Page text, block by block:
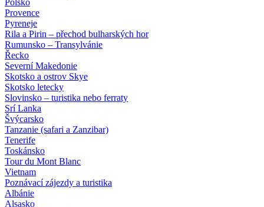
Polsko
Provence
Pyreneje
Rila a Pirin – přechod bulharských hor
Rumunsko – Transylvánie
Řecko
Severní Makedonie
Skotsko a ostrov Skye
Skotsko letecky
Slovinsko – turistika nebo ferraty
Srí Lanka
Švýcarsko
Tanzanie (safari a Zanzibar)
Tenerife
Toskánsko
Tour du Mont Blanc
Vietnam
Poznávací zájezdy a turistika
Albánie
Alsasko